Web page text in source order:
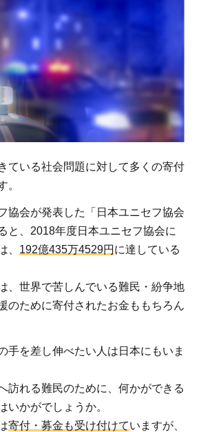
ている社会問題に対して多くの寄付
。
協会が発表した「日本ユニセフ協会
と、2018年度日本ユニセフ協会に
、 192億435万4529円 に達している
、世界で苦しんでいる難民・紛争地
のために寄付されたお金ももちろん
手を差し伸べたい人は日本にもいま
訪れる難民のために、何かができる
いかがでしょうか。
寄付・募金も受け付けていますが、